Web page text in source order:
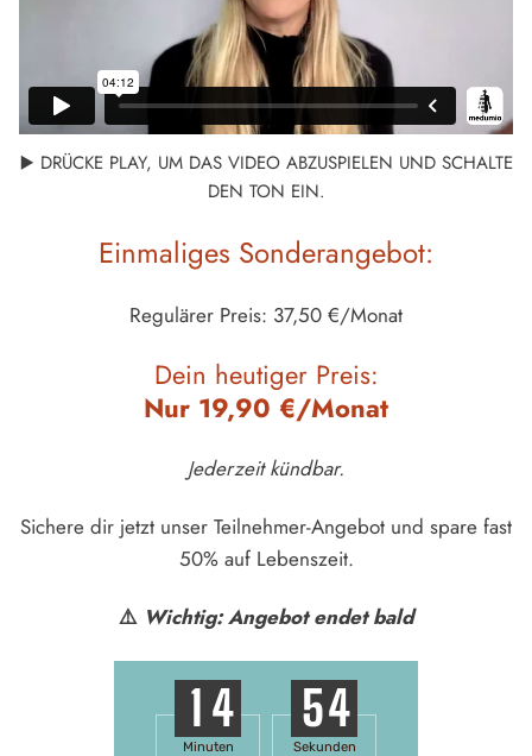
▶️ DRÜCKE PLAY, UM DAS VIDEO ABZUSPIELEN UND SCHALTE
DEN TON EIN.
Einmaliges Sonderangebot:
Regulärer Preis: 37,50 €/Monat
Dein heutiger Preis:
Nur 19,90 €/Monat
Jederzeit kündbar.
Sichere dir jetzt unser Teilnehmer-Angebot und spare fast
50% auf Lebenszeit.
⚠️ Wichtig: Angebot endet bald
1 4
Minuten
53
Sekunden